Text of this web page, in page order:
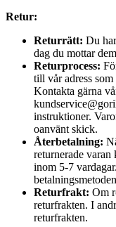
Retur:
Returrätt: Du
dag du mottar
Returprocess:
till vår adress
Kontakta gärna
instruktioner.
oanvänt skick.
Återbetalning:
returnerade
inom 5-7
Returfrakt: Om
returfrakten. I
returfrakten.